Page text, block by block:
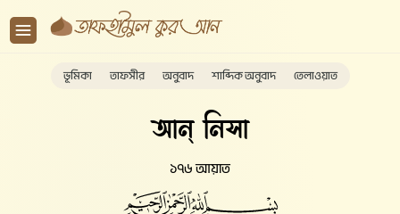
ভূমিকা তাফসীর অনুবাদ শাব্দিক অনুবাদ তেলাওয়াত
আন্ নিসা
১৭৬ আয়াত